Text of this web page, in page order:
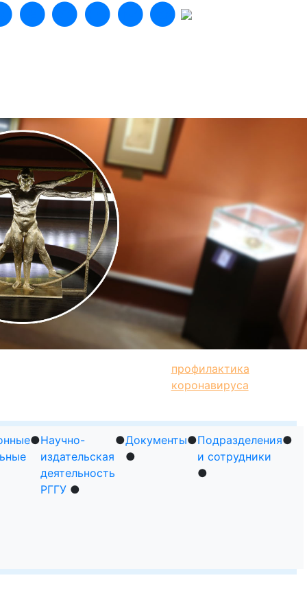
Next
профилактика
коронавируса
●Научно-
издательская
деятельность
РГГУ ●
●Документы
●
●Подразделения
и сотрудники
●
●